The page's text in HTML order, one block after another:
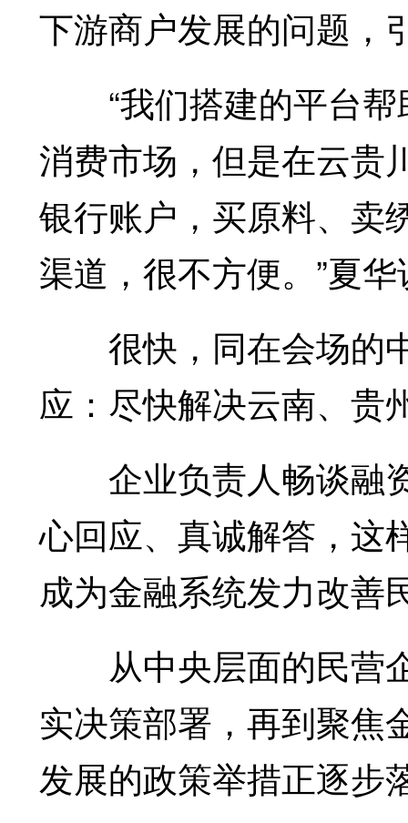
下游商户发展的问题，
“我们搭建的平台帮
消费市场，但是在云贵
银行账户，买原料、卖
渠道，很不方便。”夏
很快，同在会场的
应：尽快解决云南、贵
企业负责人畅谈融
心回应、真诚解答，这
成为金融系统发力改善
从中央层面的民营
实决策部署，再到聚焦
发展的政策举措正逐步